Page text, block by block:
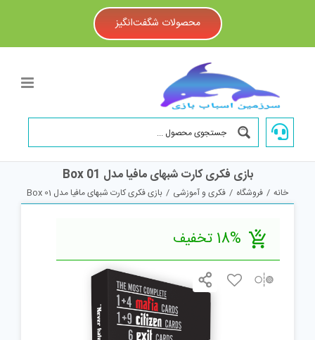
محصولات شگفت‌انگیز
بازی فکری کارت شبهای مافیا مدل Box 01
خانه / فروشگاه / فکری و آموزشی / بازی فکری کارت شبهای مافیا مدل Box 01
18% تخفیف